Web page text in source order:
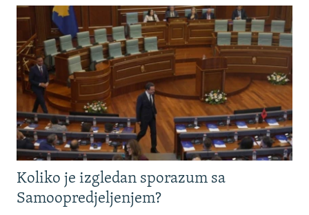
Koliko je izgledan sporazum sa
Samoopredjeljenjem?